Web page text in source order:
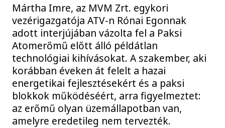
Mártha Imre, az MVM Zrt. egykori
vezérigazgatója ATV-n Rónai Egonnak
adott interjújában vázolta fel a Paksi
Atomerőmű előtt álló példátlan
technológiai kihívásokat. A szakember, aki
korábban éveken át felelt a hazai
energetikai fejlesztésekért és a paksi
blokkok működéséért, arra figyelmeztet:
az erőmű olyan üzemállapotban van,
amelyre eredetileg nem tervezték.